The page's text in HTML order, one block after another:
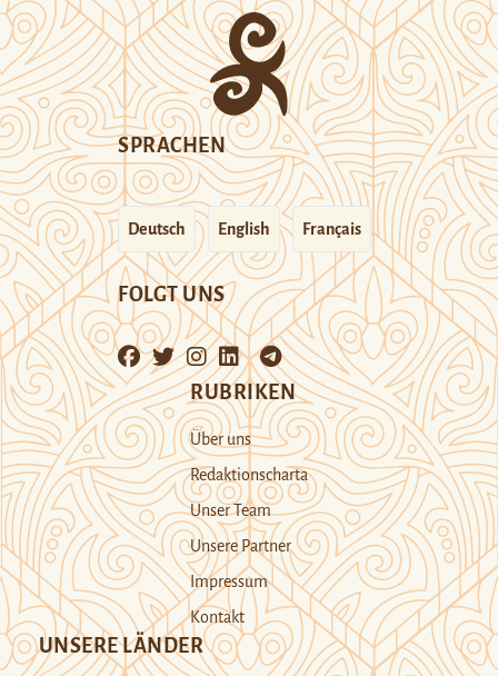
SPRACHEN
Deutsch English Français
FOLGT UNS
RUBRIKEN
Über uns
Redaktionscharta
Unser Team
Unsere Partner
Impressum
Kontakt
UNSERE LÄNDER